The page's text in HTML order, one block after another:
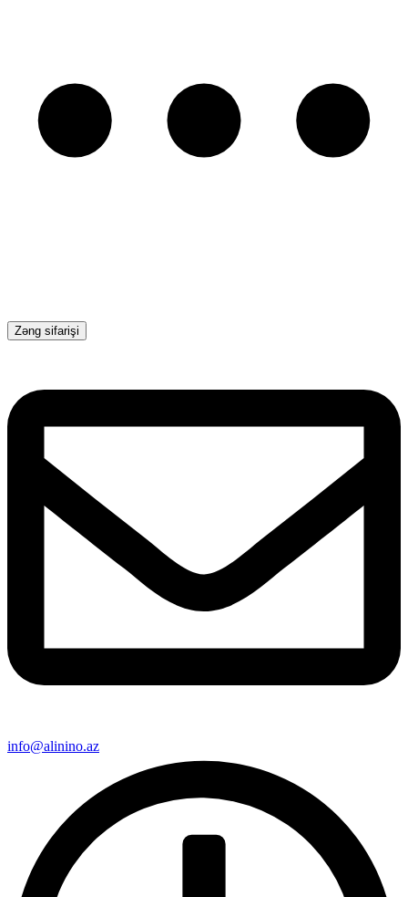
Zəng sifarişi
info@alinino.az